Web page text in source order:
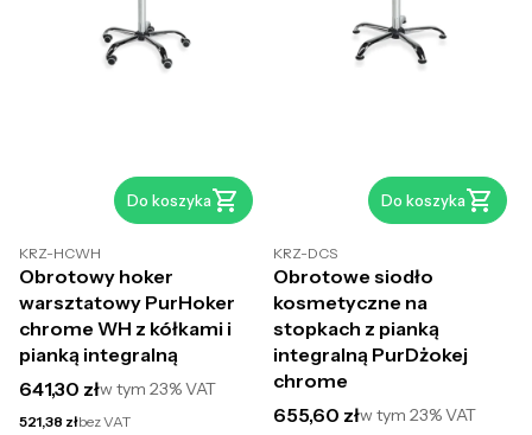
Do koszyka
KRZ-HCWH
Obrotowy hoker
warsztatowy PurHoker
chrome WH z kółkami i
pianką integralną
Cena brutto
641,30 złw tym 23%VAT
Cena netto
521,38 złbez VAT
Do koszyka
KRZ-DCS
Obrotowe siodło
kosmetyczne na
stopkach z pianką
integralną PurDżokej
chrome
Cena brutto
655,60 złw tym23%VAT